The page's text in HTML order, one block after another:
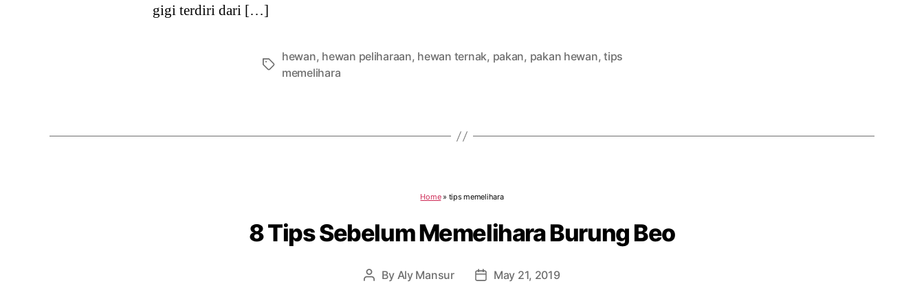
gigi terdiri dari […]
Tags
hewan, hewan peliharaan, hewan ternak, pakan, pakan hewan,tips
memelihara
Home» tips memelihara
8 Tips Sebelum Memelihara Burung Beo
Post
By Aly Mansur
PostMay 21, 2019